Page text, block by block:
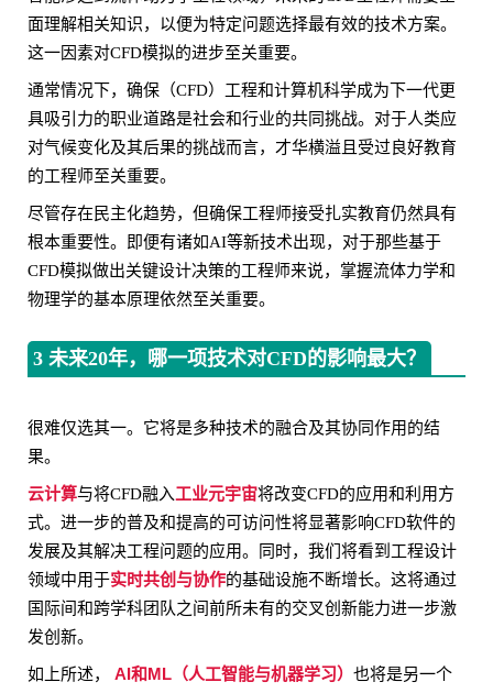
面理解相关知识，以便为特定问题选择最有效的技术方案。
这一因素对CFD模拟的进步至关重要。
通常情况下，确保（CFD）工程和计算机科学成为下一代更
具吸引力的职业道路是社会和行业的共同挑战。对于人类应
对气候变化及其后果的挑战而言，才华横溢且受过良好教育
的工程师至关重要。
尽管存在民主化趋势，但确保工程师接受扎实教育仍然具有
根本重要性。即便有诸如AI等新技术出现，对于那些基于
CFD模拟做出关键设计决策的工程师来说，掌握流体力学和
物理学的基本原理依然至关重要。
3 未来20年，哪一项技术对CFD的影响最大？
很难仅选其一。它将是多种技术的融合及其协同作用的结
果。
云计算与将CFD融入工业元宇宙将改变CFD的应用和利用方
式。进一步的普及和提高的可访问性将显著影响CFD软件的
发展及其解决工程问题的应用。同时，我们将看到工程设计
领域中用于实时共创与协作的基础设施不断增长。这将通过
国际间和跨学科团队之间前所未有的交叉创新能力进一步激
发创新。
如上所述， AI和ML（人工智能与机器学习） 也将是另一个